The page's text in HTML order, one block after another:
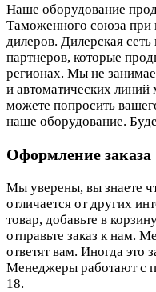
Наше оборудование
Таможенного союза при
дилеров. Дилерская
партнеров, которые
регионах. Мы не
и автоматических
можете попросить
наше оборудование.
Оформление заказа
Мы уверены, вы знаете
отличается от других
товар, добавьте в
отправьте заказ к нам.
ответят вам. Иногда это
Менеджеры работают с
18.